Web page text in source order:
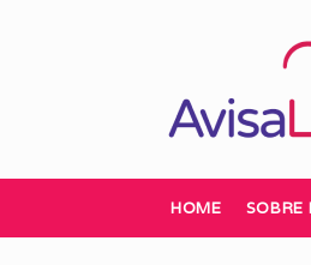
HOME SOBRE